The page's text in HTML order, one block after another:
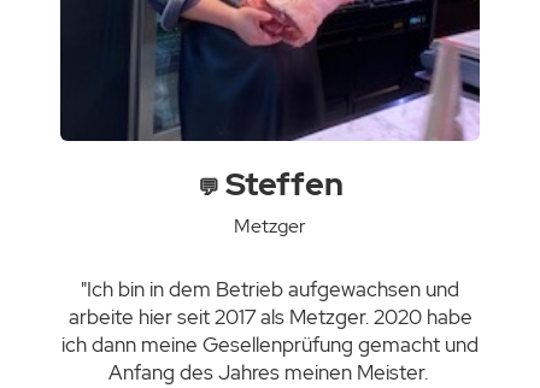
💬 Steffen
Metzger
"Ich bin in dem Betrieb aufgewachsen und
arbeite hier seit 2017 als Metzger. 2020 habe
ich dann meine Gesellenprüfung gemacht und
Anfang des Jahres meinen Meister.